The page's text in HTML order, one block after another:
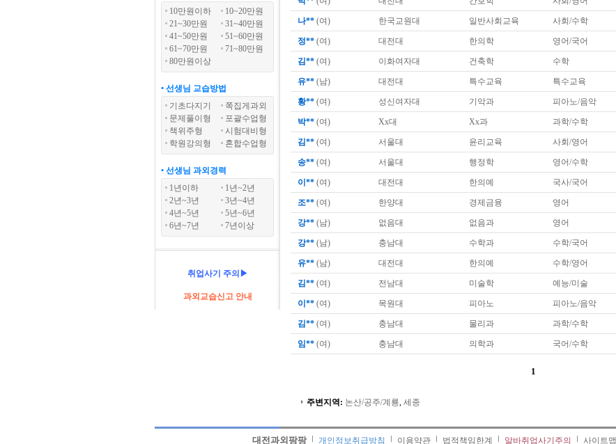
10만원이하
10~20만원
21~30만원
31~40만원
41~50만원
51~60만원
61~70만원
71~80만원
80만원이상
• 선생님 교습방법
기초다지기
쪽집게과외
문제풀이형
포괄수업형
책위주형
시험대비형
학원강의형
혼합수업형
• 선생님 과외경력
1년이하
1년~2년
2년~3년
3년~4년
4년~5년
5년~6년
6년~7년
7년이상
취업사기 주의▶
과외교습신고 안내
나** (여) 한국교원대 일반사회교육 사회/수학
정** (여) 대전대 한의학 영어/국어
김** (여) 이화여자대 건축학 수학
유** (남) 대전대 특수교육 특수교육
황** (여) 성신여자대 기악과 피아노/음악
박** (여) Xx대 Xx과 과학/수학
김** (여) 서울대 윤리교육 사회/영어
송** (여) 서울대 행정학 영어/수학
이** (여) 대전대 한의예 국사/국어
조** (여) 한양대 경제금융 영어
강** (남) 없음대 없음과 영어
강** (남) 충남대 수학과 수학/국어
유** (남) 대전대 한의예 수학/영어
김** (여) 전남대 미술학 예능/미술
이** (여) 목원대 피아노 피아노/음악
김** (여) 충남대 물리과 과학/수학
임** (여) 충남대 의학과 국어/수학
1
주변지역: 논산/공주/계룡, 세종
대전과외팡팡 개인정보취급방침 이용약관 법적책임한계 알바취업사기주의 사이트맵